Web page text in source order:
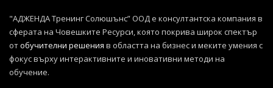
"АДЖЕНДА Тренинг Солюшънс” ООД е консултантска компания в
сферата на Човешките Ресурси, която покрива широк спектър
отобучителни решения в областта на бизнес и меките умения с
фокус върху интерактивните и иновативни методи на
обучение.